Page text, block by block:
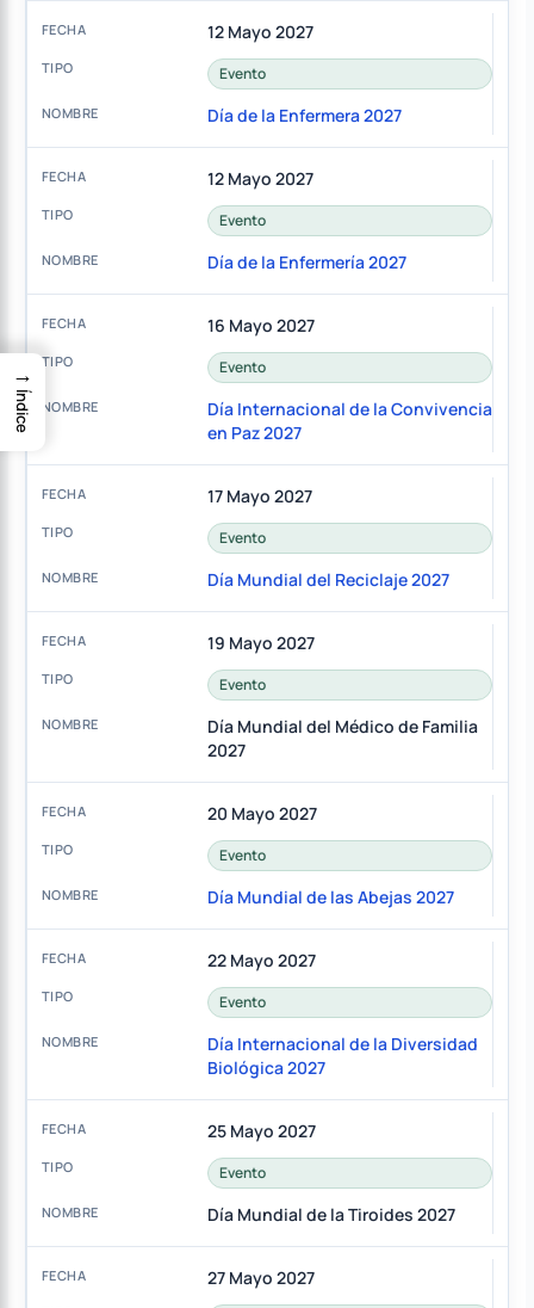
12 Mayo 2027
Evento
Día de la Enfermera 2027
12 Mayo 2027
Evento
Día de la Enfermería 2027
16 Mayo 2027
Evento
Día Internacional de la Convivencia
en Paz 2027
17 Mayo 2027
Evento
Día Mundial del Reciclaje 2027
19 Mayo 2027
Evento
Día Mundial del Médico de Familia
2027
20 Mayo 2027
Evento
Día Mundial de las Abejas 2027
22 Mayo 2027
Evento
Día Internacional de la Diversidad
Biológica 2027
25 Mayo 2027
Evento
Día Mundial de la Tiroides 2027
27 Mayo 2027
→
Índice